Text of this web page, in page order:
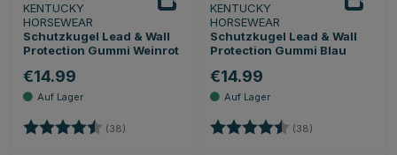
KENTUCKY
HORSEWEAR
Schutzkugel Lead & Wall
Protection Gummi Weinrot
€14.99
Bewertung: (38) 4.5 von 5 Sternen
KENTUCKY
HORSEWEAR
Schutzkugel Lead & Wall
Protection Gummi Blau
€14.99
Bewertung: (38)